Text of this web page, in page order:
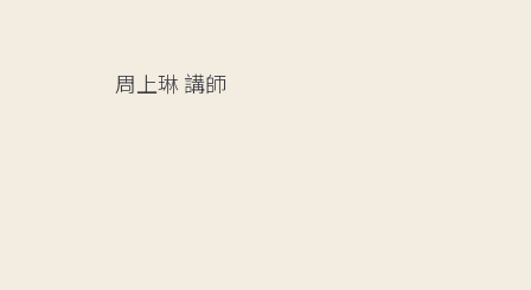
周上琳 講師